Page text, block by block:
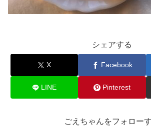
シェアする
X Facebook
LINE Pinterest
ごえちゃんをフォロー